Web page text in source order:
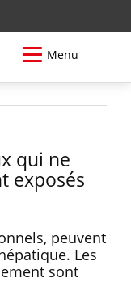
Menu
qui ne
exposés
peuvent
Les
sont